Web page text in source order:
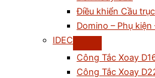
Điều khiển Cầu trục
Domino – Phụ kiện
IDEC
Công Tắc Xoay
Công Tắc Xoay